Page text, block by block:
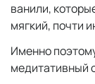
ванили,
мягкий, почти
Именно
медитативный